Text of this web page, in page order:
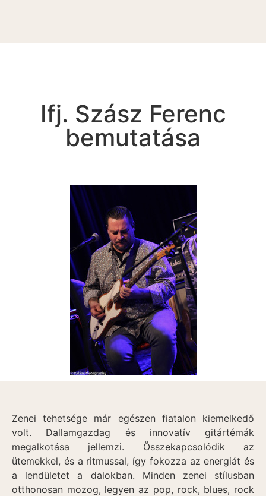
Ifj. Szász Ferenc
bemutatása
Zenei tehetsége már egészen fiatalon kiemelkedő
volt. Dallamgazdag és innovatív gitártémák
megalkotása jellemzi. Összekapcsolódik az
ütemekkel, és a ritmussal, így fokozza az energiát és
a lendületet a dalokban. Minden zenei stílusban
otthonosan mozog, legyen az pop, rock, blues, rock